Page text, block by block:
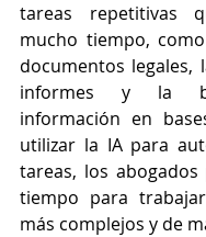
tareas repetitivas
mucho tiempo,
documentos legales,
informes y la
información en
utilizar la IA para
tareas, los
tiempo para
más complejos y de